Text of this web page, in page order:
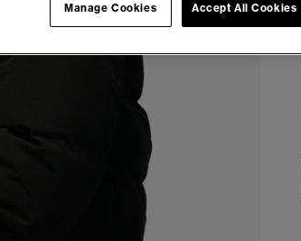
Accept All Cookies
Manage Cookies